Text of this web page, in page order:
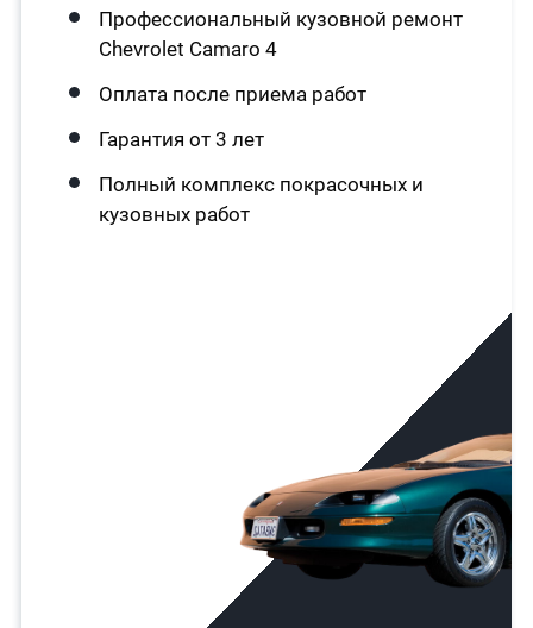
Профессиональный кузовной ремонт
Chevrolet Camaro 4
Оплата после приема работ
Гарантия от 3 лет
Полный комплекс покрасочных и
кузовных работ